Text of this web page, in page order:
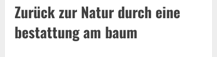
Zurück zur Natur durch eine
bestattung am baum